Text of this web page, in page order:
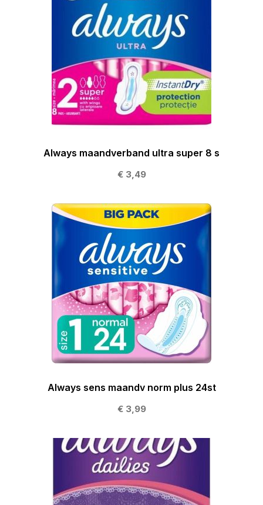
Always maandverband ultra super 8 s
€ 3,49
Always sens maandv norm plus 24st
€ 3,99